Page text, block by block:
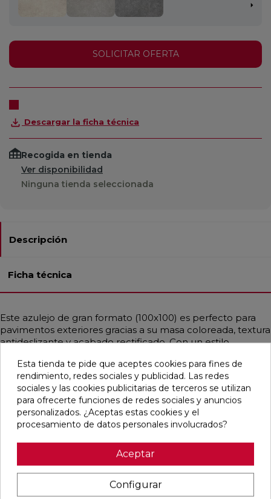
SOLICITAR OFERTA
Descargar la ficha técnica
Recogida en tienda
Ver disponibilidad
Ninguna tienda seleccionada
Descripción
Ficha técnica
Este azulejo de gran formato (100x100) es perfecto para
pavimentos exteriores gracias a su masa coloreada, textura
antideslizante y acabado rectificado. Con un estilo
cemento en tonos beige y arena, ofreciendo una opción
moderna y segura para tus espacios al aire libre.
Pensamos que te puede interesar
favorite favorite favorite favorite
Esta tienda te pide que aceptes cookies para fines de
rendimiento, redes sociales y publicidad. Las redes
sociales y las cookies publicitarias de terceros se utilizan
para ofrecerte funciones de redes sociales y anuncios
personalizados. ¿Aceptas estas cookies y el
procesamiento de datos personales involucrados?
Aceptar
Configurar